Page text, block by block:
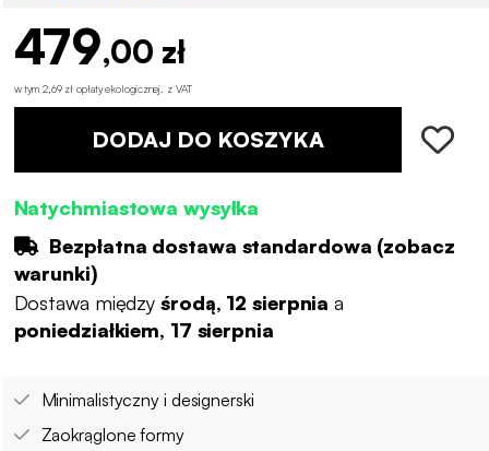
479,00 zł
w tym 2,69 zł opłaty ekologicznej z VAT
DODAJ DO KOSZYKA
Natychmiastowa wysyłka
Bezpłatna dostawa standardowa (zobacz
warunki)
Dostawa między środą, 12 sierpnia a
poniedziałkiem, 17 sierpnia
Minimalistyczny i designerski
Zaokrąglone formy